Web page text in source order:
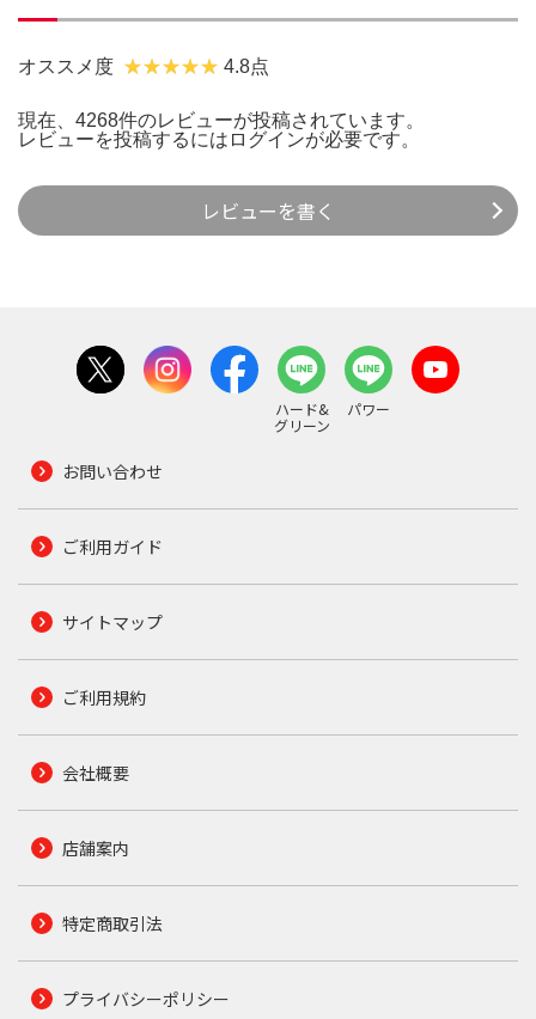
オススメ度 4.8点
現在、4268件のレビューが投稿されています。
レビューを投稿するには ログインが必要です。
レビューを書く
ハード&
グリーン
パワー
お問い合わせ
ご利用ガイド
サイトマップ
ご利用規約
会社概要
店舗案内
特定商取引法
プライバシーポリシー